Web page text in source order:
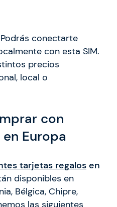
conectarte
con esta SIM.
precios
local o
con
Europa
tarjetas regalos en
disponibles en
Bélgica, Chipre,
las siguientes